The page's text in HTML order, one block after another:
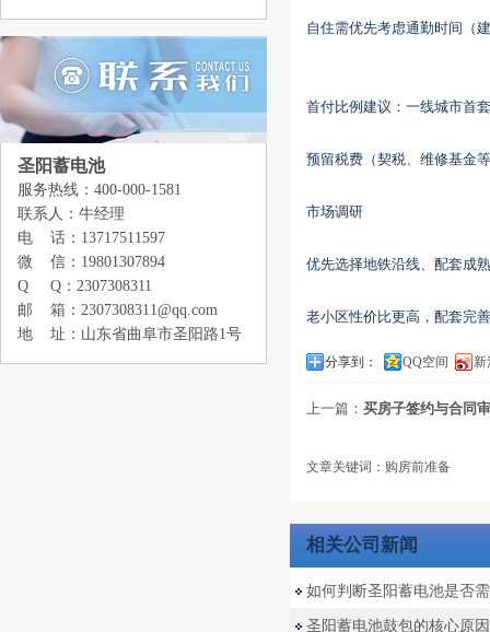
圣阳蓄电池
服务热线：400-000-1581
联系人：牛经理
电 话：13717511597
微 信：19801307894
Q Q：2307308311
邮 箱：2307308311@qq.com
地 址：山东省曲阜市圣阳路1号
自住需优先考虑通勤时间（
首付比例建议：一线城市首
预留税费（契税、维修基金
‌市场调研‌
优先选择地铁沿线、配套成
老小区性价比更高，配套完
分享到： QQ空间 新
上一篇： 买房子签约与合同
文章关键词：购房前准备
相关公司新闻
如何判断圣阳蓄电池是否
圣阳蓄电池鼓包的核心原因